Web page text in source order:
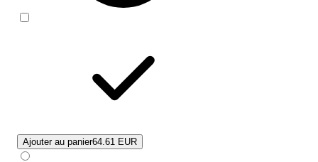
Ajouter au panier64.61 EUR